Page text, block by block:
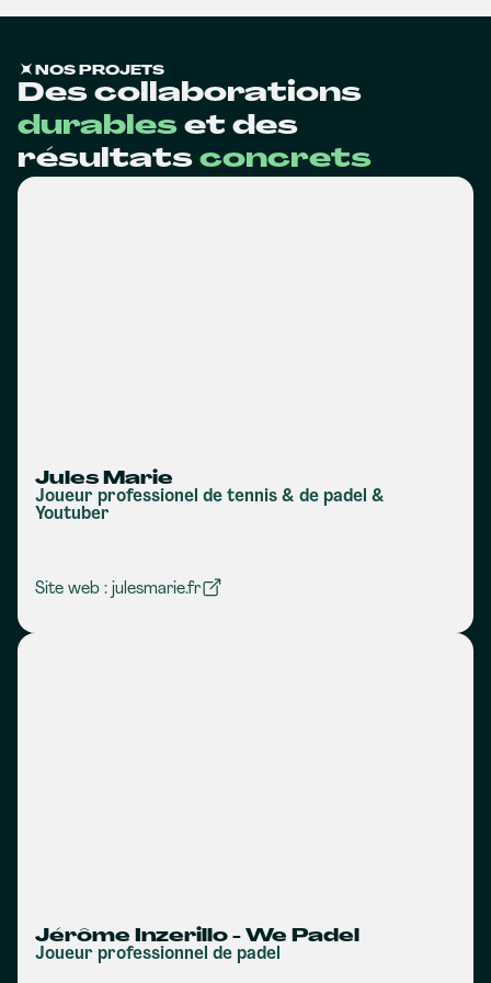
NOS PROJETS
Des collaborations
durables et des
résultats concrets
Jules Marie
Joueur professionel de tennis & de padel &
Youtuber
Site web : julesmarie.fr
Jérôme Inzerillo - We Padel
Joueur professionnel de padel